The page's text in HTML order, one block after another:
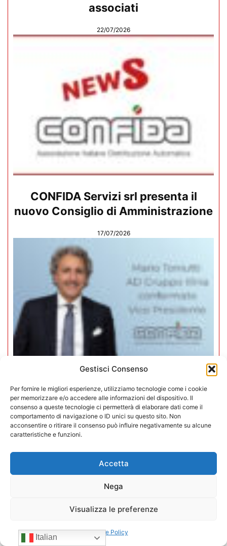
Gestisci Consenso
Per fornire le migliori esperienze, utilizziamo tecnologie come i cookie
per memorizzare e/o accedere alle informazioni del dispositivo. Il
consenso a queste tecnologie ci permetterà di elaborare dati come il
comportamento di navigazione o ID unici su questo sito. Non
acconsentire o ritirare il consenso può influire negativamente su alcune
caratteristiche e funzioni.
Accetta
Nega
Visualizza le preferenze
Cookie Policy
associati
22/07/2026
CONFIDA Servizi srl presenta il
nuovo Consiglio di Amministrazione
17/07/2026
Mario Toniutti confermato Vice
Presidente di CONFIDA per il
quadriennio 2026-2030
15/07/2026
Italian